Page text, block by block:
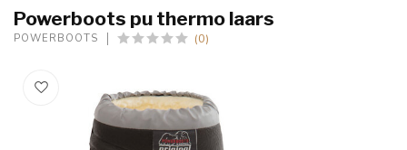
Powerboots pu thermo laars
POWERBOOTS (0)